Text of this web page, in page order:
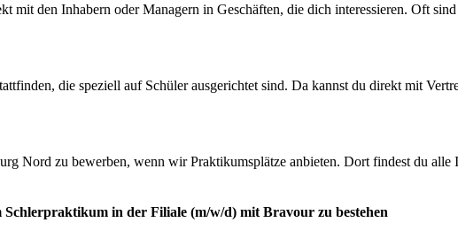
mit den Inhabern oder Managern in Geschäften, die dich interessieren. Oft
die speziell auf Schüler ausgerichtet sind. Da kannst du direkt mit
Nord zu bewerben, wenn wir Praktikumsplätze anbieten. Dort findest du
in der Filiale (m/w/d) mit Bravour zu bestehen